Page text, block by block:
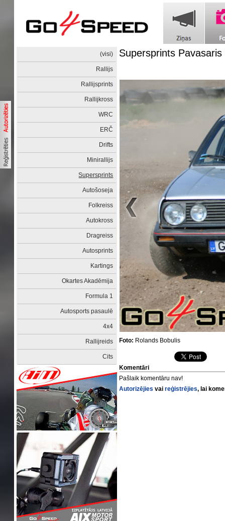
(visi)
Rallijs
Rallijsprints
Rallijkross
WRC
ERČ
Drifts
Minirallijs
Supersprints
Autošoseja
Folkreiss
Autokross
Dragreiss
Autosprints
Kartings
Okartes Akadēmija
Formula 1
Autosports pasaulē
4x4
Rallijreids
Cits
Supersprints
Foto: Rolands Bobulis
Komentāri
Pašlaik komentāru nav!
Autorizējies vaireģistrējies, lai